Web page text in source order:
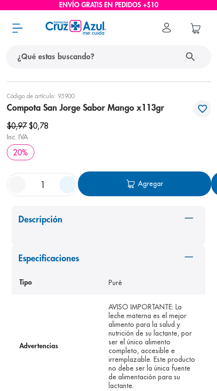
ENVÍO GRATIS EN PEDIDOS +$10
Código de artículo: 95900
Compota San Jorge Sabor Mango x113gr
$0,97 $0,78
Inc. IVA
20%
Agregar
Descripción
Especificaciones
Tipo Puré
Advertencias
AVISO IMPORTANTE: La
leche materna es el mejor
alimento para la salud y
nutrición de su lactante, por
ser el único alimento
completo, accesible e
irremplazable. Este producto
no debe ser la única fuente
de alimentación para su
lactante.
términos más buscados
1. protector solar
2. pañales
3.
4. cerave
6. bioderma
10.panolini